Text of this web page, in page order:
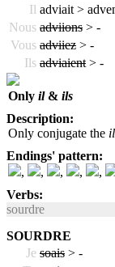
Il adviait >
Nous adviions > -
Vous adviiez > -
Ils adviaient > -
Only il& ils
Description:
Only conjugate the il
Endings' pattern:
,
, , ,
,
Verbs:
sourdre
SOURDRE
Je soais > -